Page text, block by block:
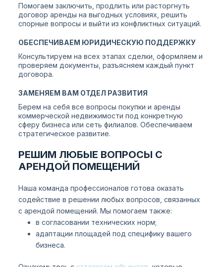
Помогаем заключить, продлить или расторгнуть
договор аренды на выгодных условиях, решить
спорные вопросы и выйти из конфликтных ситуаций.
ОБЕСПЕЧИВАЕМ ЮРИДИЧЕСКУЮ ПОДДЕРЖКУ
Консультируем на всех этапах сделки, оформляем и
проверяем документы, разъясняем каждый пункт
договора.
ЗАМЕНЯЕМ ВАМ ОТДЕЛ РАЗВИТИЯ
Берем на себя все вопросы покупки и аренды
коммерческой недвижимости под конкретную
сферу бизнеса или сеть филиалов. Обеспечиваем
стратегическое развитие.
РЕШИМ ЛЮБЫЕ ВОПРОСЫ С
АРЕНДОЙ ПОМЕЩЕНИЙ
Наша команда профессионалов готова оказать
содействие в решении любых вопросов, связанных
с арендой помещений. Мы помогаем также:
в согласовании технических норм;
адаптации площадей под специфику вашего
бизнеса.